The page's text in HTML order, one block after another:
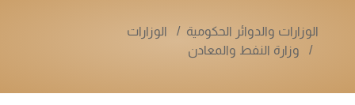
الوزارات والدوائر الحكومية
الوزارات
وزارة النفط والمعادن